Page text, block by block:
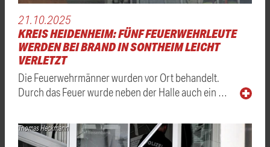
21.10.2025
KREIS HEIDENHEIM: FÜNF FEUERWEHRLEUTE
WERDEN BEI BRAND IN SONTHEIM LEICHT
VERLETZT
Die Feuerwehrmänner wurden vor Ort behandelt.
Durch das Feuer wurde neben der Halle auch ein …
Thomas Heckmann